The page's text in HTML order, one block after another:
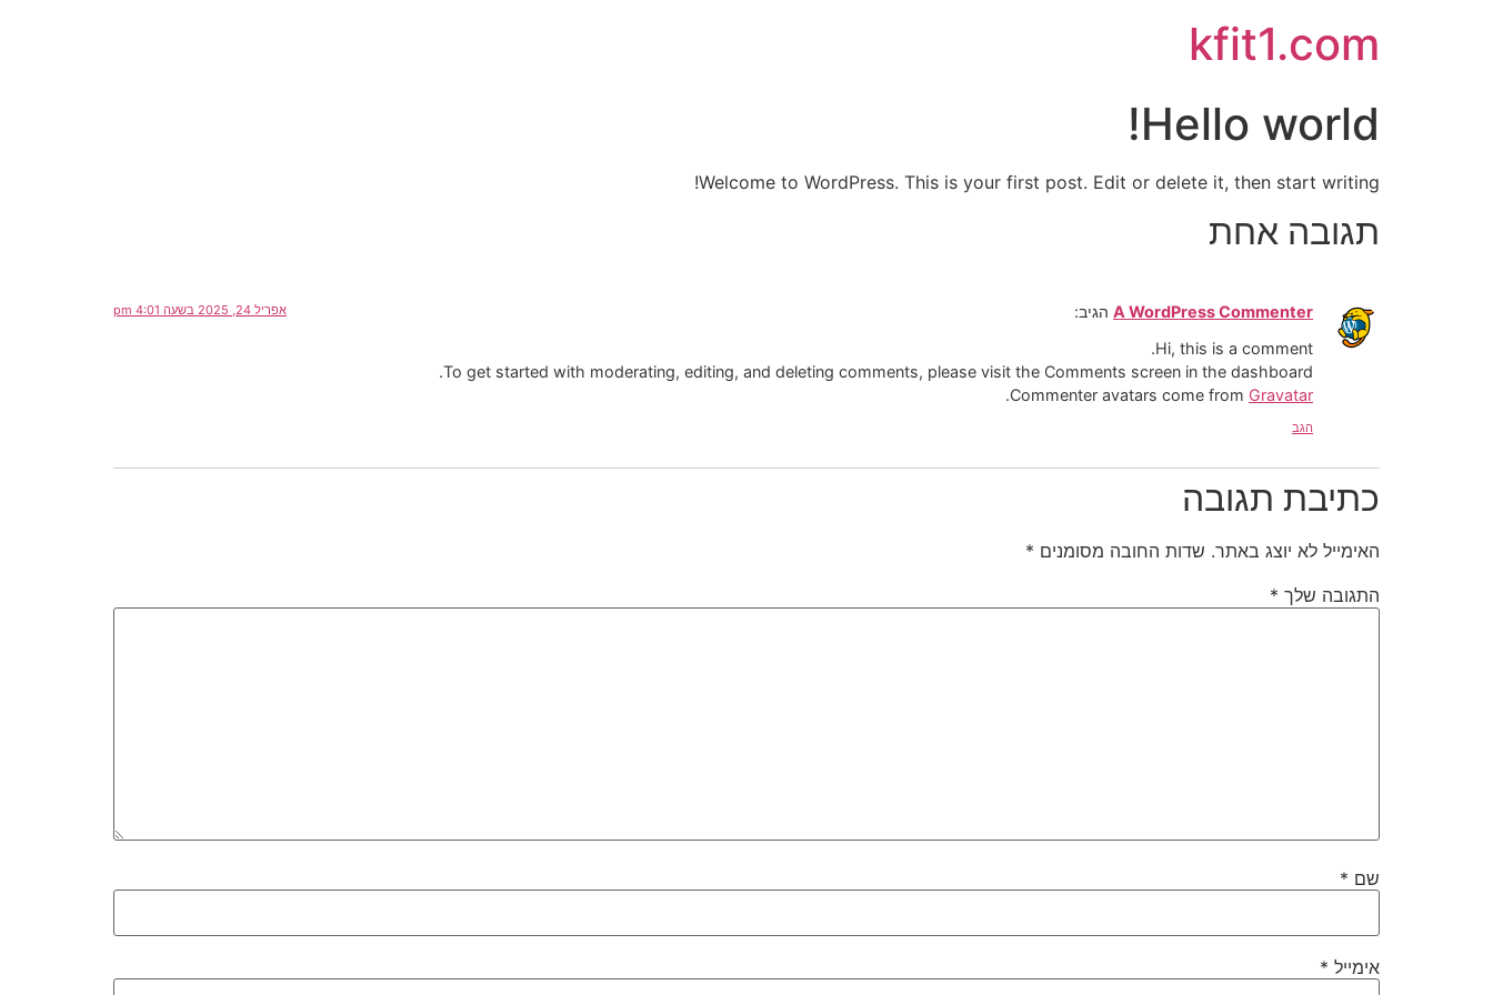
kfit1.com
Hello world!
Welcome to WordPress. This is your first post. Edit or delete it, then start writing!
תגובה אחת
A WordPress Commenter הגיב: אפריל 24, 2025 בשעה 4:01 pm
Hi, this is a comment.
To get started with moderating, editing, and deleting comments, please visit the Comments screen in the dashboard.
Commenter avatars come from Gravatar
.
הגב
כתיבת תגובה
האימייל לא יוצג באתר. שדות החובה מסומנים *
התגובה שלך *
שם *
אימייל *